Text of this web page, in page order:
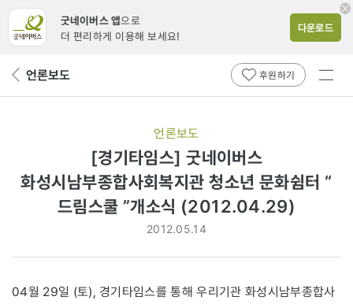
굿네이버스 앱으로
더 편리하게 이용해 보세요!
다운로드
뒤 언론보도 후원하기
전체
언론보도
[경기타임스] 굿네이버스
화성시남부종합사회복지관 청소년 문화쉼터 “
드림스쿨 ”개소식 (2012.04.29)
2012.05.14
04월 29일 (토), 경기타임스를 통해 우리기관 화성시남부종합사